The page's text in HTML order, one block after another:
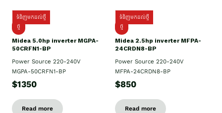
ទំនិញមកដល់ថ្មី
ថ្មី
Midea 5.0hp inverter MGPA-
50CRFN1-BP
Power Source 220-240V
MGPA-50CRFN1-BP
$1350
Read more
ទំនិញមកដល់ថ្មី
ថ្មី
Midea 2.5hp​ inverter MFPA-
24CRDN8-BP
Power Source 220-240V
MFPA-24CRDN8-BP
$850
Read more